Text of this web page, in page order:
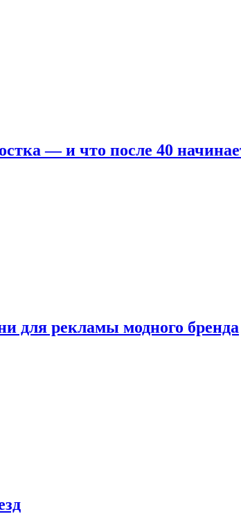
— и что после 40
для рекламы модного бренда